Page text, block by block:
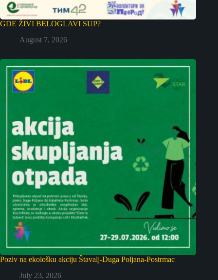
GDE ŽIVI BELOGLAVI SUP?
August 7, 2026
Poziv na ekološku akciju Štavalj-Duga Poljana-Postrmac
July 23, 2026